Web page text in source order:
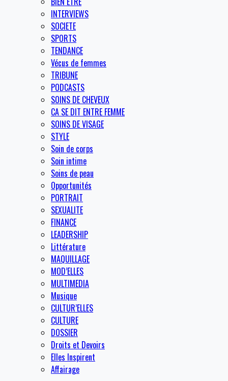
INTERVIEWS
SOCIETE
SPORTS
TENDANCE
Vécus de femmes
TRIBUNE
PODCASTS
SOINS DE CHEVEUX
CA SE DIT ENTRE FEMME
SOINS DE VISAGE
STYLE
Soin de corps
Soin intime
Soins de peau
Opportunités
PORTRAIT
SEXUALITE
FINANCE
LEADERSHIP
Littérature
MAQUILLAGE
MOD’ELLES
MULTIMEDIA
Musique
CULTUR’ELLES
CULTURE
DOSSIER
Droits et Devoirs
Elles Inspirent
Affairage